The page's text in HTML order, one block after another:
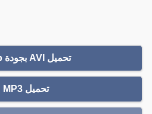
تحميل AVI بجودة 288p
تحميل MP3